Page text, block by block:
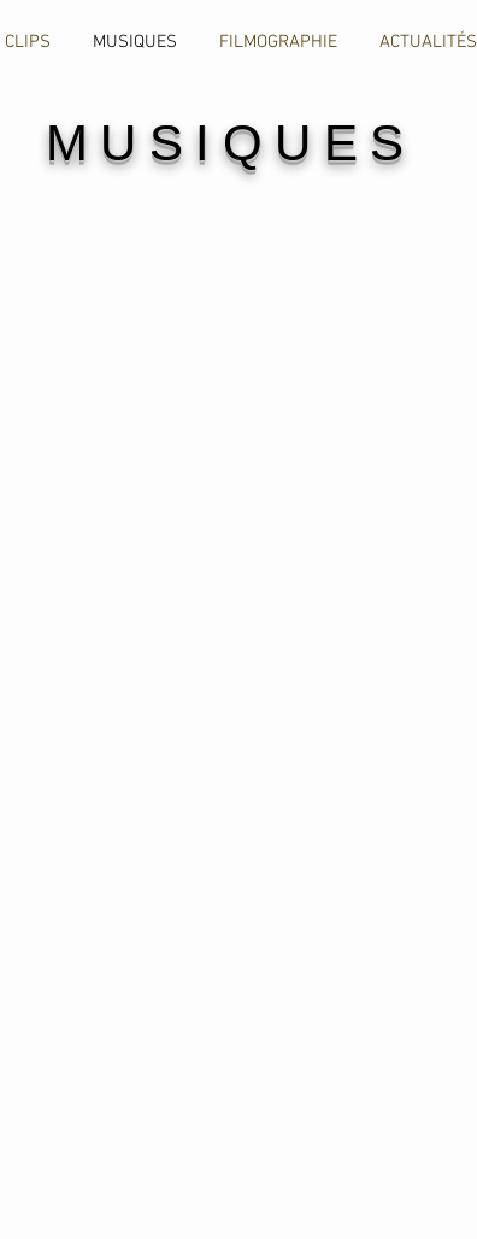
CLIPS MUSIQUES FILMOGRAPHIE ACTUALITÉS
MUSIQUES